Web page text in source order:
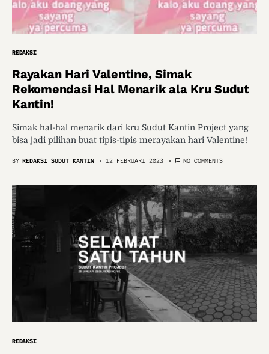
REDAKSI
Rayakan Hari Valentine, Simak
Rekomendasi Hal Menarik ala Kru Sudut
Kantin!
Simak hal-hal menarik dari kru Sudut Kantin Project yang
bisa jadi pilihan buat tipis-tipis merayakan hari Valentine!
BY REDAKSI SUDUT KANTIN 12 FEBRUARI 2023 NO COMMENTS
REDAKSI